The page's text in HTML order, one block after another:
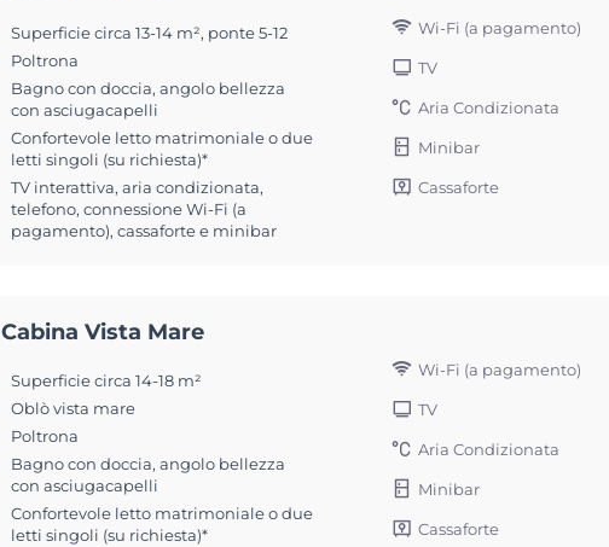
Superficie circa 13-14 m², ponte 5-12
Poltrona
Bagno con doccia, angolo bellezza
con asciugacapelli
Confortevole letto matrimoniale o due
letti singoli (su richiesta)*
TV interattiva, aria condizionata,
telefono, connessione Wi-Fi (a
pagamento), cassaforte e minibar
Wi-Fi (a pagamento)
TV
Aria Condizionata
Minibar
Cassaforte
Cabina Vista Mare
Superficie circa 14-18 m²
Oblò vista mare
Poltrona
Bagno con doccia, angolo bellezza
con asciugacapelli
Confortevole letto matrimoniale o due
letti singoli (su richiesta)*
Wi-Fi (a pagamento)
TV
Aria Condizionata
Minibar
Cassaforte